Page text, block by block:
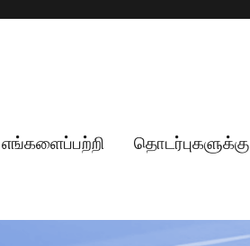
எங்களைப்பற்றி தொடர்புகளுக்கு